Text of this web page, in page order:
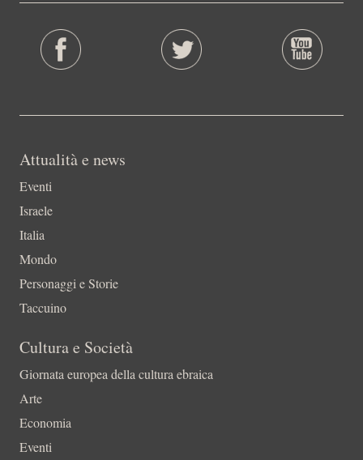
Attualità e news
Eventi
Israele
Italia
Mondo
Personaggi e Storie
Taccuino
Cultura e Società
Giornata europea della cultura ebraica
Arte
Economia
Eventi